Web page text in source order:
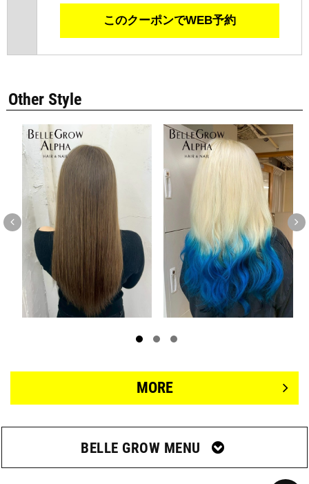
このクーポンでWEB予約
Other Style
 
MORE
BELLE GROW MENU